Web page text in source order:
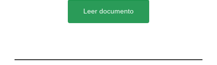
Leer documento